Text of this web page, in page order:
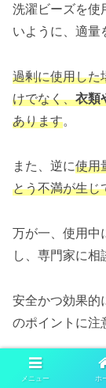
洗濯ビーズを使
いように、適量
過剰に使用した
けでなく、衣類
あります。
また、逆に使用
とう不満が生じ
万が一、使用中
し、専門家に相
安全かつ効果的
のポイントに注
まとめ
メニュー ホ